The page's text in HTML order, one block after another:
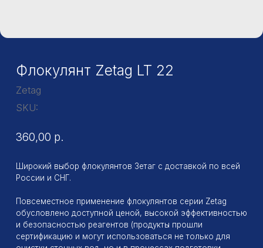
Широкий выбор флокулянтов Зетаг с доставкой по всей
Повсеместное применение флокулянтов серии Zetag
обусловлено доступной ценой, высокой эффективностью
сертификацию и могут использоваться не только для
питьевой воды, в пищевой, а также фармацевтической
Фасовка: 25 кг
Форма выпуска: Порошок
Способ применения
Эффективность флокуляции
Механизм действия
Область применения
Доставка
Наша логистическая сеть охватывает всю Россию и страны СНГ,